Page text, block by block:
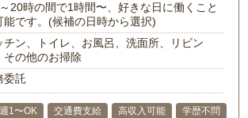
20時の間で1時間〜、好きな日に働くこと
能です。(候補の日時から選択)
チン、トイレ、お風呂、洗面所、リビン
その他のお掃除
委託
週1〜OK 交通費支給 高収入可能
学歴不問